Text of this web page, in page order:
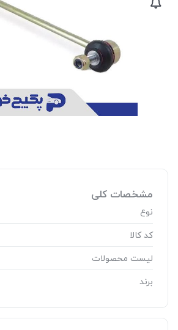
مشخصات کلی
نوع
کد کالا
لیست محصولات
برند